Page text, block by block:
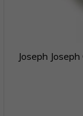
Joseph